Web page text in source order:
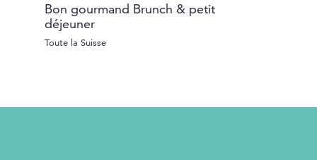
Bon gourmand Brunch & petit
déjeuner
Toute la Suisse